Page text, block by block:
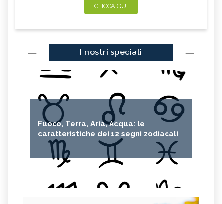
CLICCA QUI
I nostri speciali
Fuoco, Terra, Aria, Acqua: le
caratteristiche dei 12 segni zodiacali